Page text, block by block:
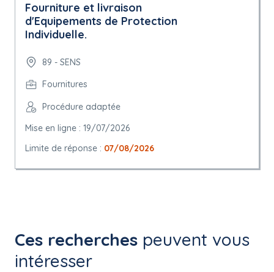
Fourniture et livraison
d'Equipements de Protection
Individuelle.
89 - SENS
Fournitures
Procédure adaptée
Mise en ligne : 19/07/2026
Limite de réponse : 07/08/2026
Ces recherches peuvent vous
intéresser